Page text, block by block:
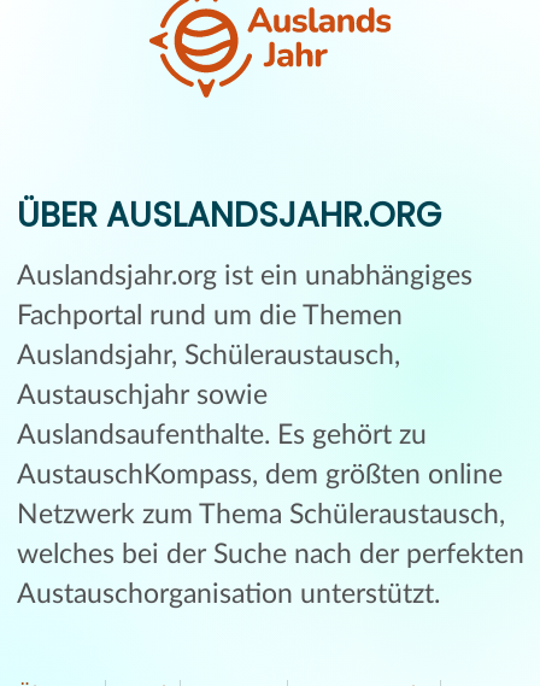
ÜBER AUSLANDSJAHR.ORG
Auslandsjahr.org ist ein unabhängiges
Fachportal rund um die Themen
Auslandsjahr, Schüleraustausch,
Austauschjahr sowie
Auslandsaufenthalte. Es gehört zu
AustauschKompass, dem größten online
Netzwerk zum Thema Schüleraustausch,
welches bei der Suche nach der perfekten
Austauschorganisation unterstützt.